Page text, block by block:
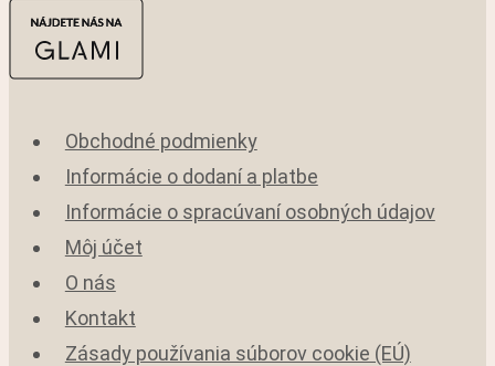
Obchodné podmienky
Informácie o dodaní a platbe
Informácie o spracúvaní osobných údajov
Môj účet
O nás
Kontakt
Zásady používania súborov cookie (EÚ)